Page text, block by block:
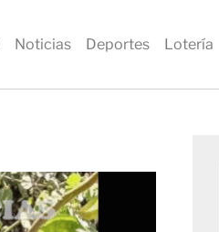
Noticias Deportes Lotería